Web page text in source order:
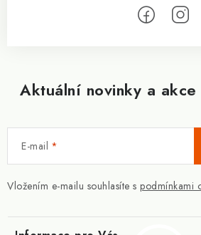
Aktuální novinky a akce
E-mail
Vložením e-mailu souhlasíte s podmínkami